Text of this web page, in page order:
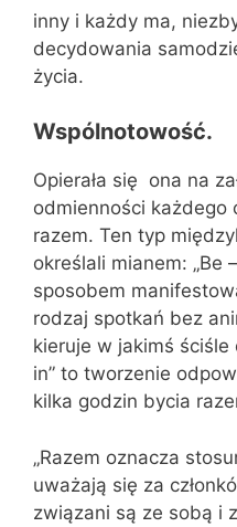
inny i każdy ma,
decydowania
życia.
Wspólnotowość.
Opierała się ona na
odmienności każdego
razem. Ten typ
określali mianem: „Be
sposobem
rodzaj spotkań bez
kieruje w jakimś ściśle
in” to tworzenie
kilka godzin bycia
„Razem oznacza
uważają się za
związani są ze sobą i